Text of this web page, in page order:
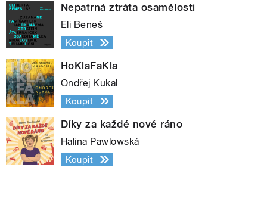
Nepatrná ztráta osamělosti
Eli Beneš
Koupit
HoKlaFaKla
Ondřej Kukal
Koupit
Díky za každé nové ráno
Halina Pawlowská
Koupit